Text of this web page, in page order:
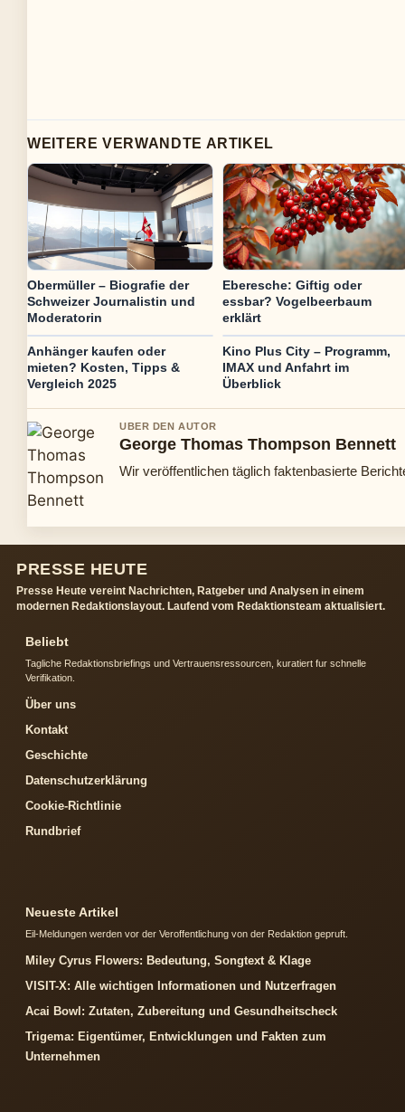
WEITERE VERWANDTE ARTIKEL
Obermüller – Biografie der
Schweizer Journalistin und
Moderatorin
Eberesche: Giftig oder
essbar? Vogelbeerbaum
erklärt
Anhänger kaufen oder
mieten? Kosten, Tipps &
Vergleich 2025
Kino Plus City – Programm,
IMAX und Anfahrt im
Überblick
UBER DEN AUTOR
George Thomas Thompson Bennett
Wir veröffentlichen täglich faktenbasierte
PRESSE HEUTE
Presse Heute vereint Nachrichten, Ratgeber und Analysen in einem
modernen Redaktionslayout. Laufend vom Redaktionsteam aktualisiert.
Beliebt
Tagliche Redaktionsbriefings und Vertrauensressourcen, kuratiert fur schnelle
Verifikation.
Über uns
Kontakt
Geschichte
Datenschutzerklärung
Cookie-Richtlinie
Rundbrief
Neueste Artikel
Eil-Meldungen werden vor der Veroffentlichung von der Redaktion gepruft.
Miley Cyrus Flowers: Bedeutung, Songtext & Klage
VISIT-X: Alle wichtigen Informationen und Nutzerfragen
Acai Bowl: Zutaten, Zubereitung und Gesundheitscheck
Trigema: Eigentümer, Entwicklungen und Fakten zum
Unternehmen